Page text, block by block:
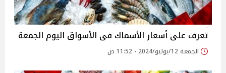
تعرف على أسعار الأسماك فى الأسواق اليوم الجمعة
الجمعة 12/يوليو/2024 - 11:52 ص